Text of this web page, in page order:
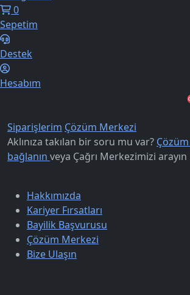
0
Sepetim
Destek
Hesabım
Siparişlerim Çözüm Merkezi
Aklınıza takılan bir soru mu var?
bağlanın veya Çağrı Merkezimizi arayın
Hakkımızda
Kariyer Fırsatları
Bayilik Başvurusu
Çözüm Merkezi
Bize Ulaşın